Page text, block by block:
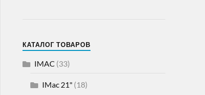
КАТАЛОГ ТОВАРОВ
IMAC (33)
IMac 21"(18)